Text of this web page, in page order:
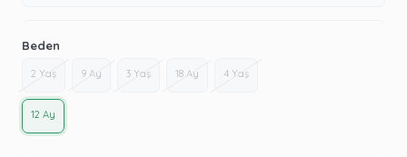
Beden
2 Yaş 9 Ay 3 Yaş 18 Ay 4 Yaş
12 Ay